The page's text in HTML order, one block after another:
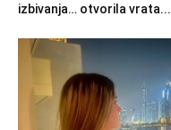
izbivanja… otvorila vrata...